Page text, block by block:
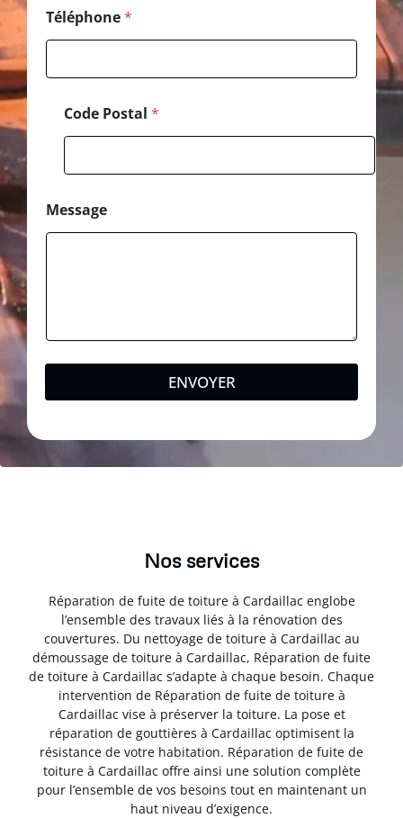
o
m
Téléphone*
Code Postal *
Message
ENVOYER
Nos services
Réparation de fuite de toiture à Cardaillac englobe
l’ensemble des travaux liés à la rénovation des
couvertures. Du nettoyage de toiture à Cardaillac au
démoussage de toiture à Cardaillac, Réparation de fuite
de toiture à Cardaillac s’adapte à chaque besoin. Chaque
intervention de Réparation de fuite de toiture à
Cardaillac vise à préserver la toiture. La pose et
réparation de gouttières à Cardaillac optimisent la
résistance de votre habitation. Réparation de fuite de
toiture à Cardaillac offre ainsi une solution complète
pour l’ensemble de vos besoins tout en maintenant un
haut niveau d’exigence.